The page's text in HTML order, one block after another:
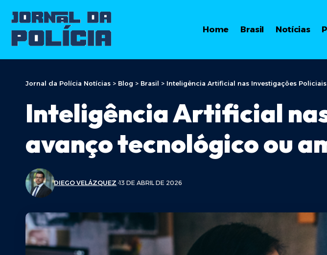
Home Brasil Notícias
Jornal da Polícia Notícias > Blog > Brasil > Inteligência Artificial nas Investigações
Inteligência Artificial
avanço tecnológico ou
DIEGO VELÁZQUEZ 13 DE ABRIL DE 2026